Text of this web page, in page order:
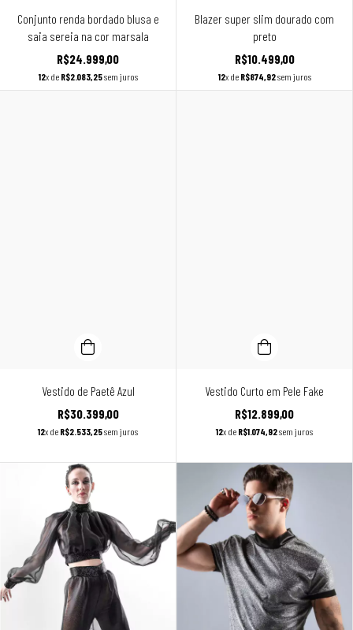
Conjunto renda bordado blusa e
saia sereia na cor marsala
R$24.999,00
12x de R$2.083,25sem juros
Blazer super slim dourado com
preto
R$10.499,00
12x de R$874,92sem juros
Vestido de Paetê Azul
R$30.399,00
12x de R$2.533,25sem juros
Vestido Curto em Pele Fake
R$12.899,00
12x de R$1.074,92sem juros